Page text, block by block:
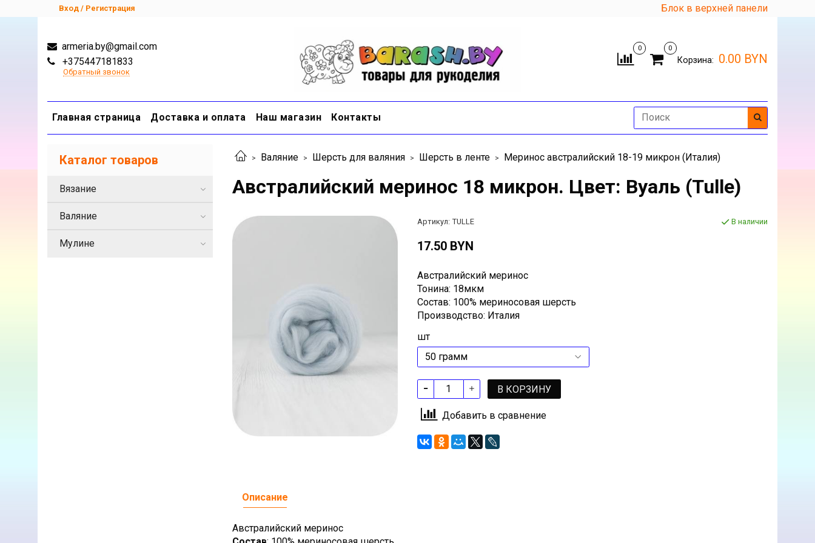
Вход / Регистрация Блок в верхней панели
armeria.by@gmail.com
+375447181833
Обратный звонок
0 0
Корзина: 0.00 BYN
Главная страница Доставка и оплата Наш магазин Контакты
Валяние Шерсть для валяния Шерсть в ленте Меринос австралийский 18-19 микрон (Италия)
Австралийский меринос 18 микрон. Цвет: Вуаль (Tulle)
Артикул: TULLE В наличии
17.50 BYN
Австралийский меринос
Тонина: 18мкм
Состав: 100% мериносовая шерсть
Производство: Италия
шт
В КОРЗИНУ
Добавить в сравнение
Описание
Австралийский меринос
Каталог товаров
Вязание
Валяние
Мулине